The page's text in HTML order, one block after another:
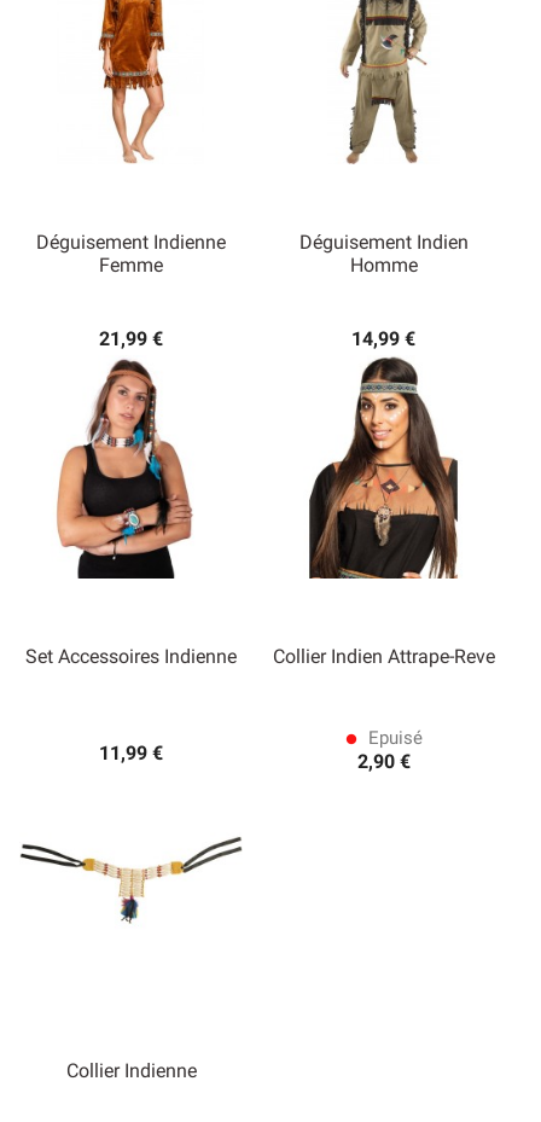
Déguisement Indienne
Femme
21,99 €
Déguisement Indien
Homme
14,99 €
Set Accessoires Indienne
11,99 €
Collier Indien Attrape-Reve
lens Epuisé
2,90 €
Collier Indienne